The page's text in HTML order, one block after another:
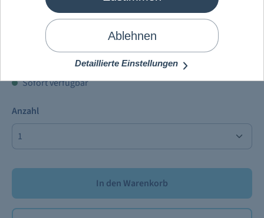
SchiffsmodellMein Schiff 5NEU
34,90 €
Preise inkl. MwSt. zzgl.Versandkosten
Sofort verfügbar
Anzahl
In den Warenkorb
Ablehnen
Detaillierte Einstellungen